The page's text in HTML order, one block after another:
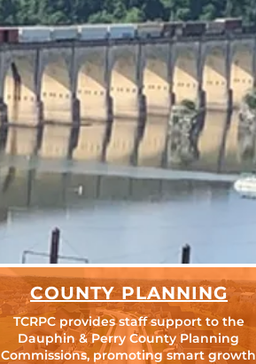
COUNTY PLANNING
TCRPC provides staff support to the
Dauphin & Perry County Planning
Commissions, promoting smart growth